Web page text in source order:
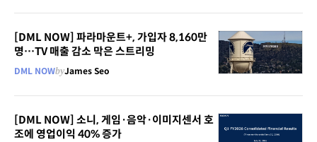
[DML NOW] 파라마운트+, 가입자 8,160만
명…TV 매출 감소 막은 스트리밍
DML NOWbyJames Seo
[DML NOW] 소니, 게임·음악·이미지센서 호
조에 영업이익 40% 증가